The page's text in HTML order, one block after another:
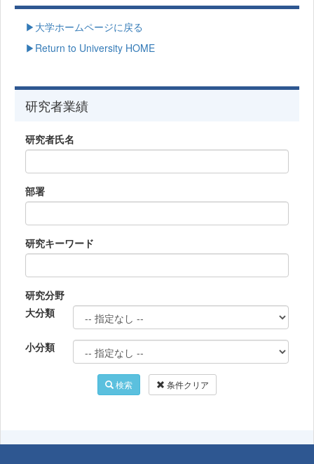
▶大学ホームページに戻る
▶Return to University HOME
研究者業績
研究者氏名
部署
研究キーワード
研究分野
大分類
小分類
検索 条件クリア